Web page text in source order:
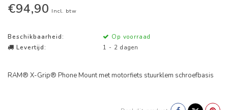
€94,90 Incl. btw
Beschikbaarheid:
Op voorraad
Levertijd:
1 - 2 dagen
RAM® X-Grip® Phone Mount met motorfiets stuurklem schroefbasis